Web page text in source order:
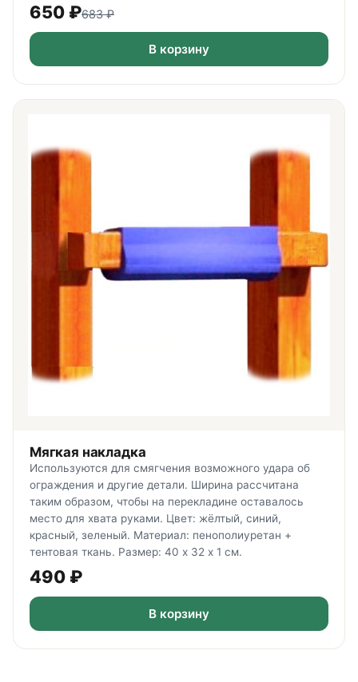
650 ₽683₽
В корзину
Мягкая накладка
Используются для смягчения возможного удара об
ограждения и другие детали. Ширина рассчитана
таким образом, чтобы на перекладине оставалось
место для хвата руками. Цвет: жёлтый, синий,
красный, зеленый. Материал: пенополиуретан +
тентовая ткань. Размер: 40 х 32 х 1 см.
490 ₽
В корзину